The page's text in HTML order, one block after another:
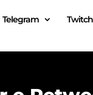
Telegram Twitch